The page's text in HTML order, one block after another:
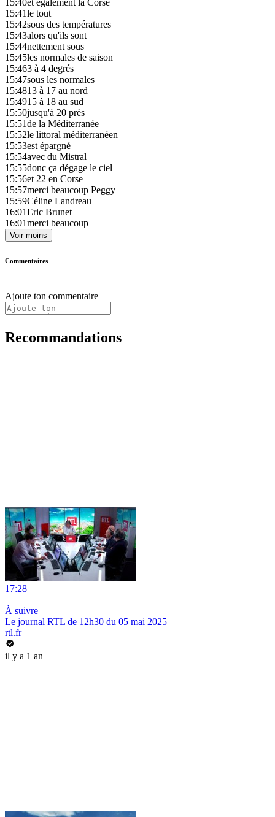
15:40et également la Corse
15:41le tout
15:42sous des températures
15:43alors qu'ils sont
15:44nettement sous
15:45les normales de saison
15:463 à 4 degrés
15:47sous les normales
15:4813 à 17 au nord
15:4915 à 18 au sud
15:50jusqu'à 20 près
15:51de la Méditerranée
15:52le littoral méditerranéen
15:53est épargné
15:54avec du Mistral
15:55donc ça dégage le ciel
15:56et 22 en Corse
15:57merci beaucoup Peggy
15:59Céline Landreau
16:01Eric Brunet
16:01merci beaucoup
Voir moins
Commentaires
Ajoute ton commentaire
Recommandations
17:28
|
À suivre
Le journal RTL de 12h30 du 05 mai 2025
rtl.fr
il y a 1 an